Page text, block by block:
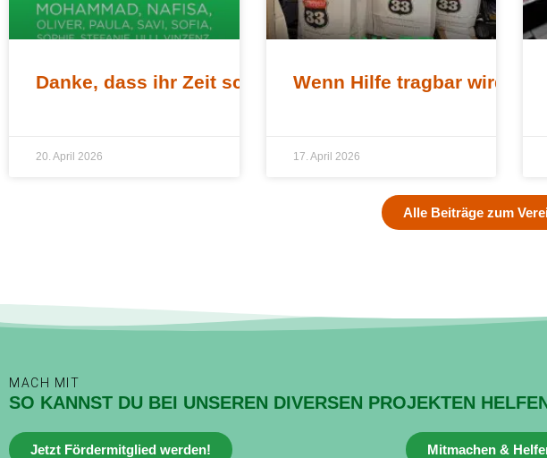
Danke, dass ihr Zeit schenkt!
20. April 2026
Wenn Hilfe tragbar wird
17. April 2026
Alle Beiträge zum
MACH MIT
SO KANNST DU BEI UNSEREN DIVERSEN PROJEKTEN
Jetzt Fördermitglied werden! Mitmachen &